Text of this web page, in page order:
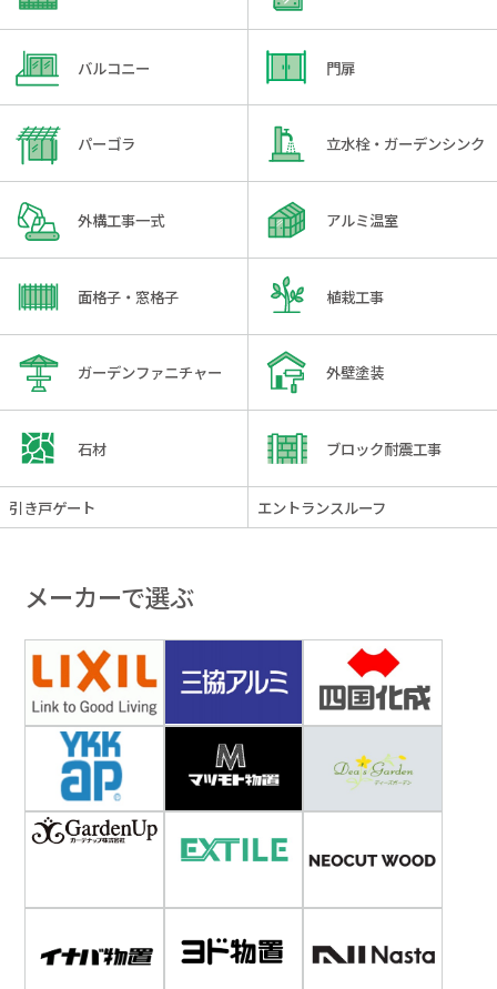
バルコニー 門扉
パーゴラ 立水栓・ガーデンシンク
外構工事一式 アルミ温室
面格子・窓格子 植栽工事
ガーデンファニチャー 外壁塗装
石材 ブロック耐震工事
引き戸ゲート エントランスルーフ
メーカーで選ぶ